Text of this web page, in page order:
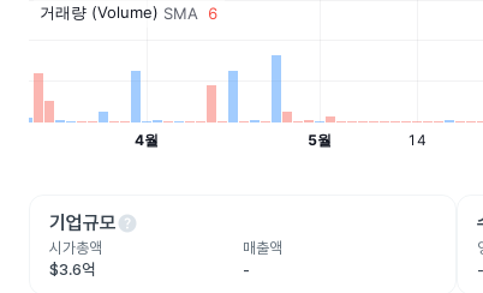
기업규모help
시가총액
$3.6억
매출액
-
-